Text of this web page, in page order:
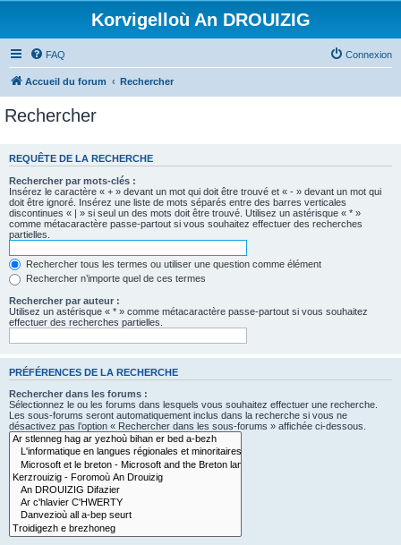
Korvigelloù An DROUIZIG
FAQ Connexion
Accueil du forum Rechercher
Rechercher
REQUÊTE DE LA RECHERCHE
Rechercher par mots-clés :
Insérez le caractère « + » devant un mot qui doit être trouvé et « - » devant un mot qui
doit être ignoré. Insérez une liste de mots séparés entre des barres verticales
discontinues « | » si seul un des mots doit être trouvé. Utilisez un astérisque « * »
comme métacaractère passe-partout si vous souhaitez effectuer des recherches
partielles.
Rechercher tous les termes ou utiliser une question comme élément
Rechercher n’importe quel de ces termes
Rechercher par auteur :
Utilisez un astérisque « * » comme métacaractère passe-partout si vous souhaitez
effectuer des recherches partielles.
PRÉFÉRENCES DE LA RECHERCHE
Rechercher dans les forums :
Sélectionnez le ou les forums dans lesquels vous souhaitez effectuer une recherche.
Les sous-forums seront automatiquement inclus dans la recherche si vous ne
désactivez pas l’option « Rechercher dans les sous-forums » affichée ci-dessous.